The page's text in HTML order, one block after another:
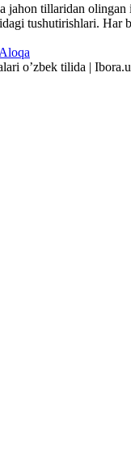
jahon tillaridan
tushutirishlari.
Aloqa
oʼzbek tilida |